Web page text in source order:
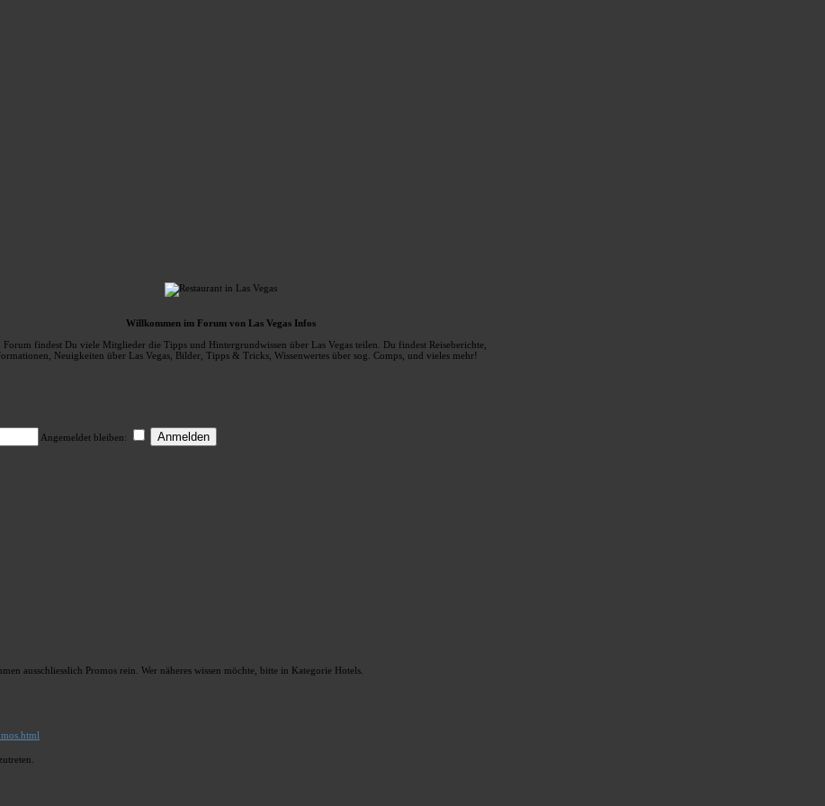
Willkommen im Forum von Las Vegas Infos
Forum findest Du viele Mitglieder die Tipps und Hintergrundwissen über Las Vegas teilen. Du findest Reiseberichte,
Neuigkeiten über Las Vegas, Bilder, Tipps & Tricks, Wissenwertes über sog. Comps, und vieles mehr!
Angemeldet bleiben:
ausschliesslich Promos rein. Wer näheres wissen möchte, bitte in Kategorie Hotels.